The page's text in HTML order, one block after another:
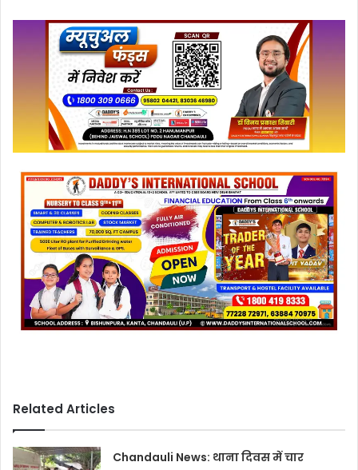
Related Articles
Chandauli News: थाना दिवस में चार